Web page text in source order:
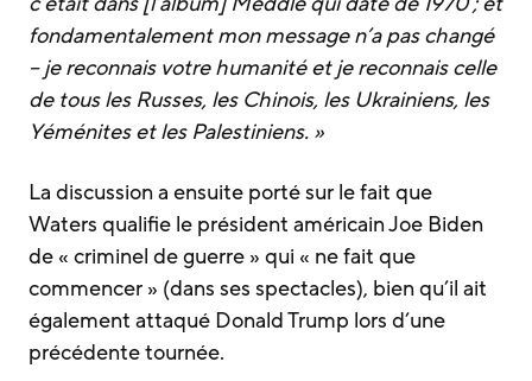
fondamentalement mon message n’a pas changé
– je reconnais votre humanité et je reconnais celle
de tous les Russes, les Chinois, les Ukrainiens, les
Yéménites et les Palestiniens. »
La discussion a ensuite porté sur le fait que
Waters qualifie le président américain Joe Biden
de « criminel de guerre » qui « ne fait que
commencer » (dans ses spectacles), bien qu’il ait
également attaqué Donald Trump lors d’une
précédente tournée.